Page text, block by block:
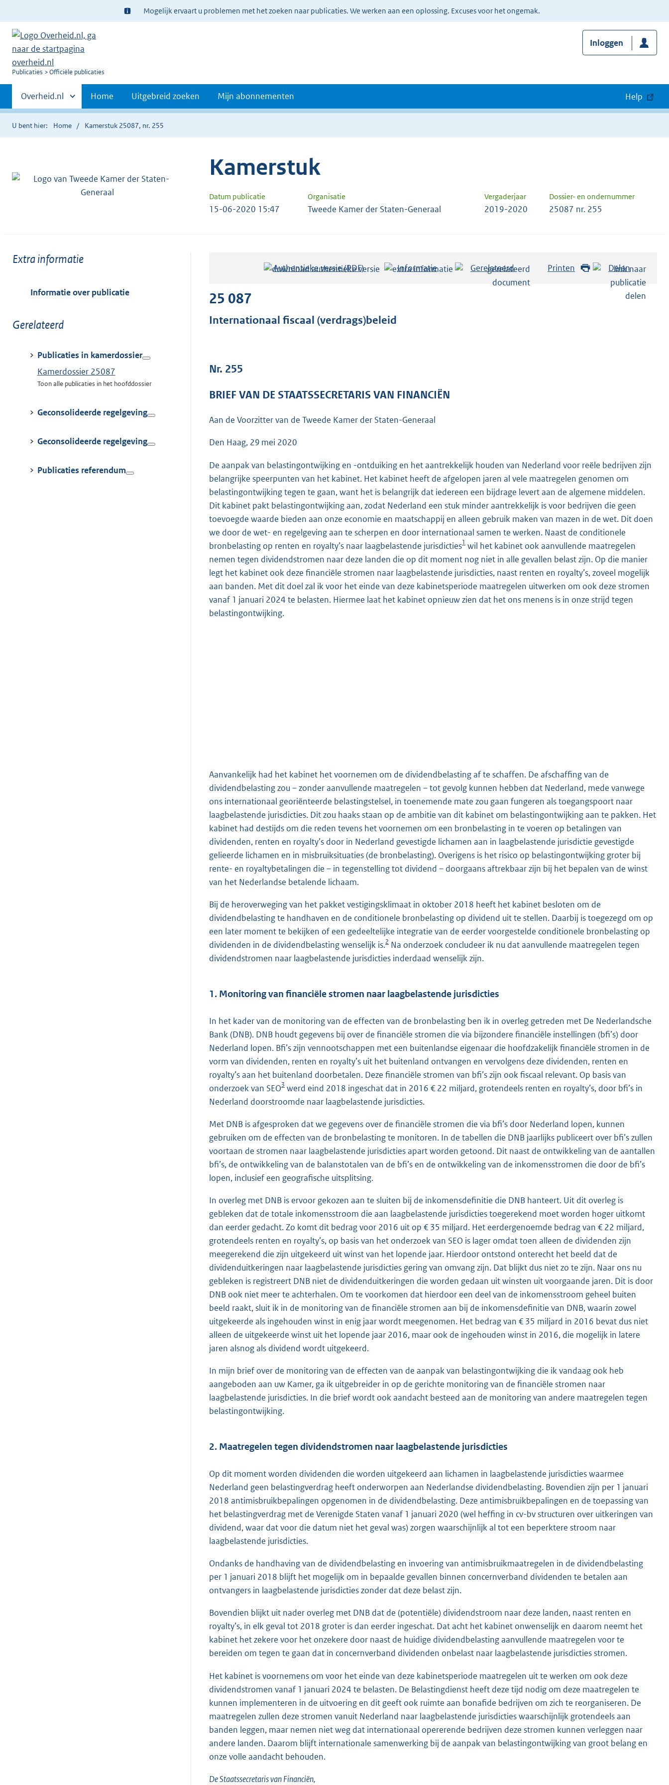
Ter
informatie:
Mogelijk ervaart u problemen met het zoeken naar publicaties. We werken aan een oplossing. Excuses voor het ongemak.
U
Publicaties Officiële publicaties
Inloggen
Primaire
navigatie
Andere
sites
binnen
Overheid.nl Home Uitgebreid zoeken Mijn abonnementen Help
U bent hier: Home Kamerstuk 25087, nr. 255
Kamerstuk
Datum publicatie Organisatie Vergaderjaar Dossier- en ondernummer
15-06-2020 15:47 Tweede Kamer der Staten-Generaal 2019-2020 25087 nr. 255
Toon
Extra informatie
Informatie over publicatie
Toon
Gerelateerd
Publicaties in kamerdossier
Kamerdossier 25087
Toon alle publicaties in het hoofddossier
Geconsolideerde regelgeving
Geconsolideerde regelgeving
Publicaties referendum
Authentieke versie (PDF)b
a
r
o
o
:
7
7
K
b
Informatie Gerelateerd Printen Delen
25 087
Internationaal fiscaal (verdrags)beleid
Nr. 255
BRIEF VAN DE STAATSSECRETARIS VAN FINANCIËN
Aan de Voorzitter van de Tweede Kamer der Staten-Generaal
Den Haag, 29 mei 2020
De aanpak van belastingontwijking en -ontduiking en het aantrekkelijk houden van Nederland voor reële bedrijven zijn
belangrijke speerpunten van het kabinet. Het kabinet heeft de afgelopen jaren al vele maatregelen genomen om
belastingontwijking tegen te gaan, want het is belangrijk dat iedereen een bijdrage levert aan de algemene middelen.
Dit kabinet pakt belastingontwijking aan, zodat Nederland een stuk minder aantrekkelijk is voor bedrijven die geen
toevoegde waarde bieden aan onze economie en maatschappij en alleen gebruik maken van mazen in de wet. Dit doen
we door de wet- en regelgeving aan te scherpen en door internationaal samen te werken. Naast de conditionele
bronbelasting op renten en royalty’s naar laagbelastende jurisdicties1 wil het kabinet ook aanvullende maatregelen
nemen tegen dividendstromen naar deze landen die op dit moment nog niet in alle gevallen belast zijn. Op die manier
legt het kabinet ook deze financiële stromen naar laagbelastende jurisdicties, naast renten en royalty’s, zoveel mogelijk
aan banden. Met dit doel zal ik voor het einde van deze kabinetsperiode maatregelen uitwerken om ook deze stromen
vanaf 1 januari 2024 te belasten. Hiermee laat het kabinet opnieuw zien dat het ons menens is in onze strijd tegen
belastingontwijking.
Aanvankelijk had het kabinet het voornemen om de dividendbelasting af te schaffen. De afschaffing van de
dividendbelasting zou – zonder aanvullende maatregelen – tot gevolg kunnen hebben dat Nederland, mede vanwege
ons internationaal georiënteerde belastingstelsel, in toenemende mate zou gaan fungeren als toegangspoort naar
laagbelastende jurisdicties. Dit zou haaks staan op de ambitie van dit kabinet om belastingontwijking aan te pakken. Het
kabinet had destijds om die reden tevens het voornemen om een bronbelasting in te voeren op betalingen van
dividenden, renten en royalty’s door in Nederland gevestigde lichamen aan in laagbelastende jurisdictie gevestigde
gelieerde lichamen en in misbruiksituaties (de bronbelasting). Overigens is het risico op belastingontwijking groter bij
rente- en royaltybetalingen die – in tegenstelling tot dividend – doorgaans aftrekbaar zijn bij het bepalen van de winst
van het Nederlandse betalende lichaam.
Bij de heroverweging van het pakket vestigingsklimaat in oktober 2018 heeft het kabinet besloten om de
dividendbelasting te handhaven en de conditionele bronbelasting op dividend uit te stellen. Daarbij is toegezegd om op
een later moment te bekijken of een gedeeltelijke integratie van de eerder voorgestelde conditionele bronbelasting op
dividenden in de dividendbelasting wenselijk is.2 Na onderzoek concludeer ik nu dat aanvullende maatregelen tegen
dividendstromen naar laagbelastende jurisdicties inderdaad wenselijk zijn.
1. Monitoring van financiële stromen naar laagbelastende jurisdicties
In het kader van de monitoring van de effecten van de bronbelasting ben ik in overleg getreden met De Nederlandsche
Bank (DNB). DNB houdt gegevens bij over de financiële stromen die via bijzondere financiële instellingen (bfi’s) door
Nederland lopen. Bfi’s zijn vennootschappen met een buitenlandse eigenaar die hoofdzakelijk financiële stromen in de
vorm van dividenden, renten en royalty’s uit het buitenland ontvangen en vervolgens deze dividenden, renten en
royalty’s aan het buitenland doorbetalen. Deze financiële stromen van bfi’s zijn ook fiscaal relevant. Op basis van
onderzoek van SEO3 werd eind 2018 ingeschat dat in 2016 € 22 miljard, grotendeels renten en royalty’s, door bfi’s in
Nederland doorstroomde naar laagbelastende jurisdicties.
Met DNB is afgesproken dat we gegevens over de financiële stromen die via bfi’s door Nederland lopen, kunnen
gebruiken om de effecten van de bronbelasting te monitoren. In de tabellen die DNB jaarlijks publiceert over bfi’s zullen
voortaan de stromen naar laagbelastende jurisdicties apart worden getoond. Dit naast de ontwikkeling van de aantallen
bfi’s, de ontwikkeling van de balanstotalen van de bfi’s en de ontwikkeling van de inkomensstromen die door de bfi’s
lopen, inclusief een geografische uitsplitsing.
In overleg met DNB is ervoor gekozen aan te sluiten bij de inkomensdefinitie die DNB hanteert. Uit dit overleg is
gebleken dat de totale inkomensstroom die aan laagbelastende jurisdicties toegerekend moet worden hoger uitkomt
dan eerder gedacht. Zo komt dit bedrag voor 2016 uit op € 35 miljard. Het eerdergenoemde bedrag van € 22 miljard,
grotendeels renten en royalty’s, op basis van het onderzoek van SEO is lager omdat toen alleen de dividenden zijn
meegerekend die zijn uitgekeerd uit winst van het lopende jaar. Hierdoor ontstond onterecht het beeld dat de
dividenduitkeringen naar laagbelastende jurisdicties gering van omvang zijn. Dat blijkt dus niet zo te zijn. Naar ons nu
gebleken is registreert DNB niet de dividenduitkeringen die worden gedaan uit winsten uit voorgaande jaren. Dit is door
DNB ook niet meer te achterhalen. Om te voorkomen dat hierdoor een deel van de inkomensstroom geheel buiten
beeld raakt, sluit ik in de monitoring van de financiële stromen aan bij de inkomensdefinitie van DNB, waarin zowel
uitgekeerde als ingehouden winst in enig jaar wordt meegenomen. Het bedrag van € 35 miljard in 2016 bevat dus niet
alleen de uitgekeerde winst uit het lopende jaar 2016, maar ook de ingehouden winst in 2016, die mogelijk in latere
jaren alsnog als dividend wordt uitgekeerd.
In mijn brief over de monitoring van de effecten van de aanpak van belastingontwijking die ik vandaag ook heb
aangeboden aan uw Kamer, ga ik uitgebreider in op de gerichte monitoring van de financiële stromen naar
laagbelastende jurisdicties. In die brief wordt ook aandacht besteed aan de monitoring van andere maatregelen tegen
belastingontwijking.
2. Maatregelen tegen dividendstromen naar laagbelastende jurisdicties
Op dit moment worden dividenden die worden uitgekeerd aan lichamen in laagbelastende jurisdicties waarmee
Nederland geen belastingverdrag heeft onderworpen aan Nederlandse dividendbelasting. Bovendien zijn per 1 januari
2018 antimisbruikbepalingen opgenomen in de dividendbelasting. Deze antimisbruikbepalingen en de toepassing van
het belastingverdrag met de Verenigde Staten vanaf 1 januari 2020 (wel heffing in cv-bv structuren over uitkeringen van
dividend, waar dat voor die datum niet het geval was) zorgen waarschijnlijk al tot een beperktere stroom naar
laagbelastende jurisdicties.
Ondanks de handhaving van de dividendbelasting en invoering van antimisbruikmaatregelen in de dividendbelasting
per 1 januari 2018 blijft het mogelijk om in bepaalde gevallen binnen concernverband dividenden te betalen aan
ontvangers in laagbelastende jurisdicties zonder dat deze belast zijn.
Bovendien blijkt uit nader overleg met DNB dat de (potentiële) dividendstroom naar deze landen, naast renten en
royalty’s, in elk geval tot 2018 groter is dan eerder ingeschat. Dat acht het kabinet onwenselijk en daarom neemt het
kabinet het zekere voor het onzekere door naast de huidige dividendbelasting aanvullende maatregelen voor te
bereiden om tegen te gaan dat in concernverband dividenden onbelast naar laagbelastende jurisdicties stromen.
Het kabinet is voornemens om voor het einde van deze kabinetsperiode maatregelen uit te werken om ook deze
dividendstromen vanaf 1 januari 2024 te belasten. De Belastingdienst heeft deze tijd nodig om deze maatregelen te
kunnen implementeren in de uitvoering en dit geeft ook ruimte aan bonafide bedrijven om zich te reorganiseren. De
maatregelen zullen deze stromen vanuit Nederland naar laagbelastende jurisdicties waarschijnlijk grotendeels aan
banden leggen, maar nemen niet weg dat internationaal opererende bedrijven deze stromen kunnen verleggen naar
andere landen. Daarom blijft internationale samenwerking bij de aanpak van belastingontwijking van groot belang en
onze volle aandacht behouden.
De Staatssecretaris van Financiën,